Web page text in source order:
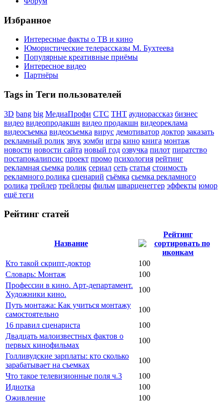
Избранное
Интересные факты о ТВ и кино
Юмористические телерассказы М. Бухтеева
Популярные креативные приёмы
Интересное видео
Партнёры
Tags in Теги пользователей
3D bang big МедиаПрофи СТС ТНТ аудиорассказ бизнес
видео видеопродакшн видео продакшн видеореклама
видеосъемка видеосьемка вирус демотиватор доктор заказать
рекламный ролик звук зомби игра кино книга монтаж
новости новости сайта новый год озвучка пилот пиратство
постапокалипсис проект промо психология рейтинг
рекламная сьемка ролик сериал сеть статья стоимость
рекламного ролика сценарий съёмка сьемка рекламного
ролика трейлер трейлеры фильм шварценеггер эффекты юмор
ещё теги
Рейтинг статей
Название
Рейтинг
Кто такой скрипт-доктор
100
Словарь: Монтаж
100
Профессии в кино. Арт-департамент.
Художники кино.
100
Путь монтажа: Как учиться монтажу
самостоятельно
100
16 правил сценариста
100
Двадцать малоизвестных фактов о
первых кинофильмах
100
Голливудские зарплаты: кто сколько
зарабатывает на съемках
100
Что такое телевизионные поля ч.3
100
Идиотка
100
Оживление
100